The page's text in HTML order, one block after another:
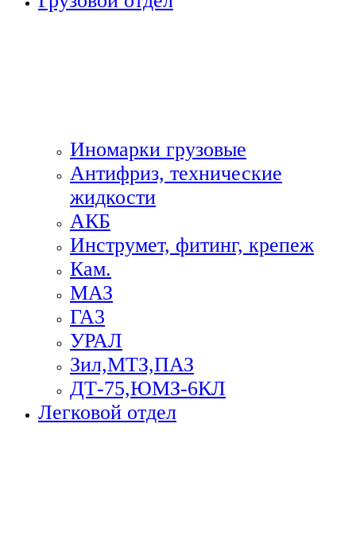
Иномарки грузовые
Антифриз, технические
жидкости
АКБ
Инструмет, фитинг, крепеж
Кам.
МАЗ
ГА3
УРАЛ
Зил,МТЗ,ПАЗ
ДТ-75,ЮМЗ-6КЛ
Легковой отдел